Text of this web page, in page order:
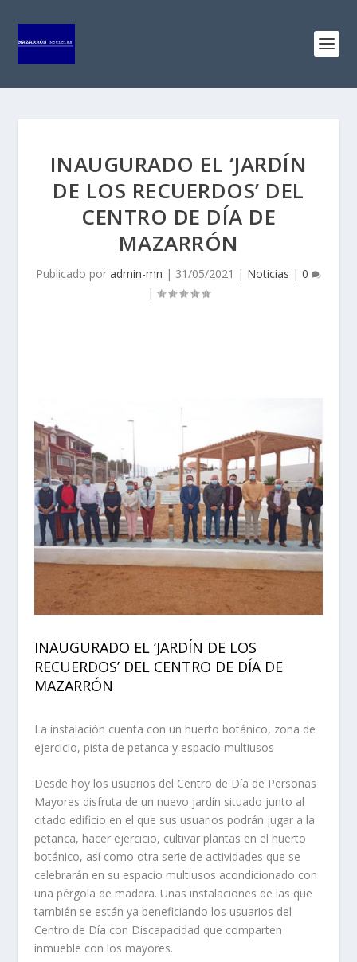
INAUGURADO EL ‘JARDÍN
DE LOS RECUERDOS’ DEL
CENTRO DE DÍA DE
MAZARRÓN
Publicado por admin-mn | 31/05/2021 | Noticias | 0
|
INAUGURADO EL ‘JARDÍN DE LOS
RECUERDOS’ DEL CENTRO DE DÍA DE
MAZARRÓN
La instalación cuenta con un huerto botánico, zona de
ejercicio, pista de petanca y espacio multiusos
Desde hoy los usuarios del Centro de Día de Personas
Mayores disfruta de un nuevo jardín situado junto al
citado edificio en el que sus usuarios podrán jugar a la
petanca, hacer ejercicio, cultivar plantas en el huerto
botánico, así como otra serie de actividades que se
celebrarán en su espacio multiusos acondicionado con
una pérgola de madera. Unas instalaciones de las que
también se están ya beneficiando los usuarios del
Centro de Día con Discapacidad que comparten
inmueble con los mayores.